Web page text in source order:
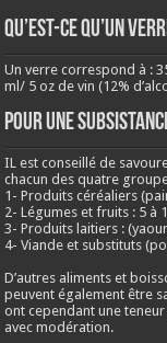
QU’EST-CE QU’UN
Un verre correspond à :
ml/ 5 oz de vin (12%
Pour une
IL est conseillé de
chacun des quatre
1- Produits céréaliers
2- Légumes et fruits : 5 à
3- Produits laitiers :
4- Viande et substituts
D’autres aliments et
peuvent également être
ont cependant une
avec modération.